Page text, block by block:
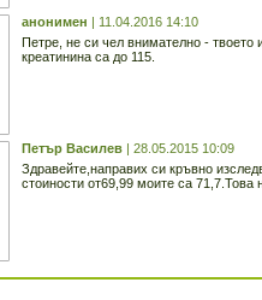
анонимен | 11.04.2016 14:10
Петре, не си чел внимателно - твоето
креатинина са до 115.
Петър Василев | 28.05.2015 10:09
Здравейте,направих си кръвно
стоиности от69,99 моите са